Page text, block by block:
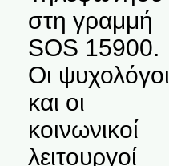
στη γραμμή
SOS 15900.
Οι ψυχολόγοι
και οι
κοινωνικοί
λειτουργοί